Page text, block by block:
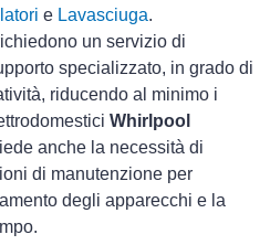
e Lavasciuga.
un servizio di
specializzato, in grado di
riducendo al minimo i
Whirlpool
anche la necessità di
di manutenzione per
degli apparecchi e la